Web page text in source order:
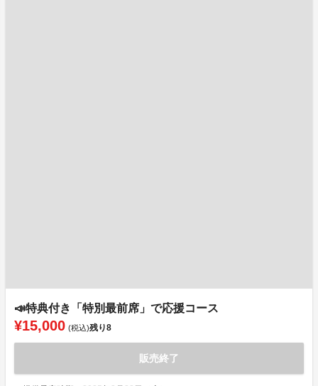
📣特典付き「特別最前席」で応援コース
¥15,000 (税込)残り8
販売終了